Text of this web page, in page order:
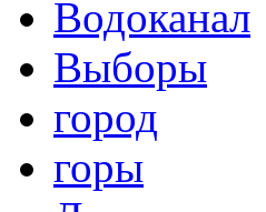
Водоканал
Выборы
город
горы